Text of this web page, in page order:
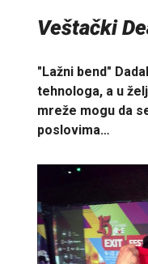
Veštački
"Lažni bend"
tehnologa, a u
mreže mogu da
poslovima…